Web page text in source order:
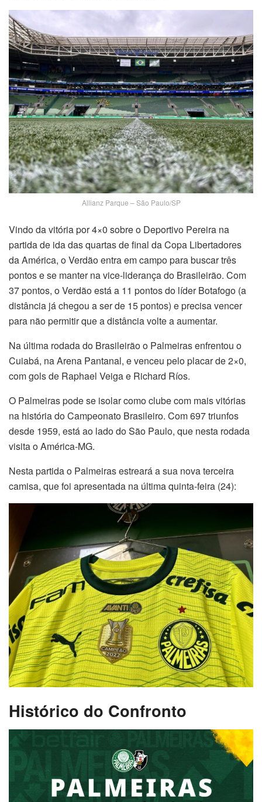
Allianz Parque – São Paulo/SP
Vindo da vitória por 4×0 sobre o Deportivo Pereira na
partida de ida das quartas de final da Copa Libertadores
da América, o Verdão entra em campo para buscar três
pontos e se manter na vice-liderança do Brasileirão. Com
37 pontos, o Verdão está a 11 pontos do líder Botafogo (a
distância já chegou a ser de 15 pontos) e precisa vencer
para não permitir que a distância volte a aumentar.
Na última rodada do Brasileirão o Palmeiras enfrentou o
Cuiabá, na Arena Pantanal, e venceu pelo placar de 2×0,
com gols de Raphael Veiga e Richard Ríos.
O Palmeiras pode se isolar como clube com mais vitórias
na história do Campeonato Brasileiro. Com 697 triunfos
desde 1959, está ao lado do São Paulo, que nesta rodada
visita o América-MG.
Nesta partida o Palmeiras estreará a sua nova terceira
camisa, que foi apresentada na última quinta-feira (24):
Histórico do Confronto